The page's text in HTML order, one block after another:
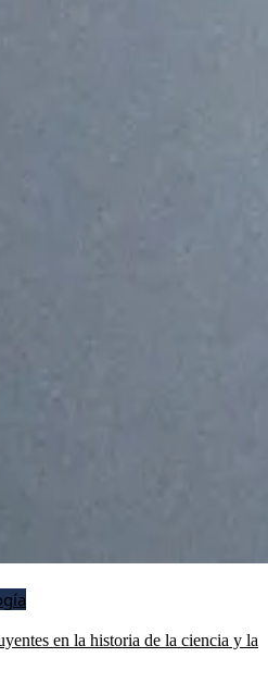
en la historia de la ciencia y la